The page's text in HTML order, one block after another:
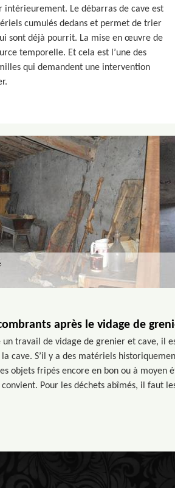
Le débarras de cave est
cumulés dedans et permet de trier
sont déjà pourrit. La mise en œuvre de
temporelle. Et cela est l’une des
qui demandent une intervention
après le vidage de
travail de vidage de grenier et cave, il
cave. S’il y a des matériels
objets fripés encore en bon ou à moyen
Pour les déchets abîmés, il faut